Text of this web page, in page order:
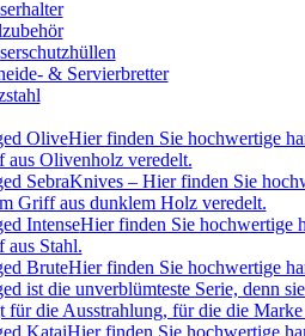
& Servierbretter
OliveHier finden Sie hochwertige
aus Olivenholz veredelt.
SebraKnives – Hier finden Sie
Griff aus dunklem Holz veredelt.
IntenseHier finden Sie hochwertige
aus Stahl.
BruteHier finden Sie hochwertige
ist die unverblümteste Serie, denn
für die Ausstrahlung, für die die
KataiHier finden Sie hochwertige